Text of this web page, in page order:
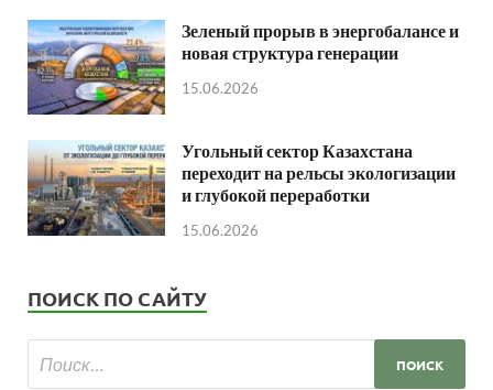
Зеленый прорыв в энергобалансе и
новая структура генерации
15.06.2026
Угольный сектор Казахстана
переходит на рельсы экологизации
и глубокой переработки
15.06.2026
ПОИСК ПО САЙТУ